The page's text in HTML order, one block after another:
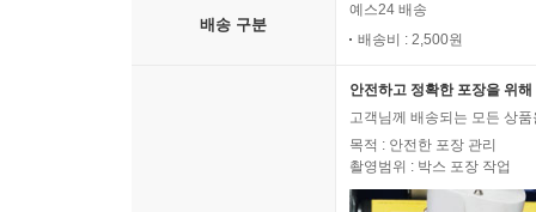
배송 구분
예스24 배송
배송비 : 2,500원
안전하고 정확한 포장을 위
고객님께 배송되는 모든 상
목적 : 안전한 포장 관리
촬영범위 : 박스 포장 작업